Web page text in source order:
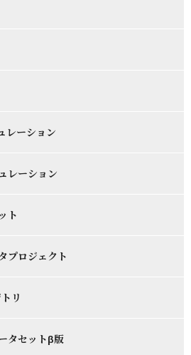
レーション
レーション
ト
プロジェクト
リ
タセットβ版